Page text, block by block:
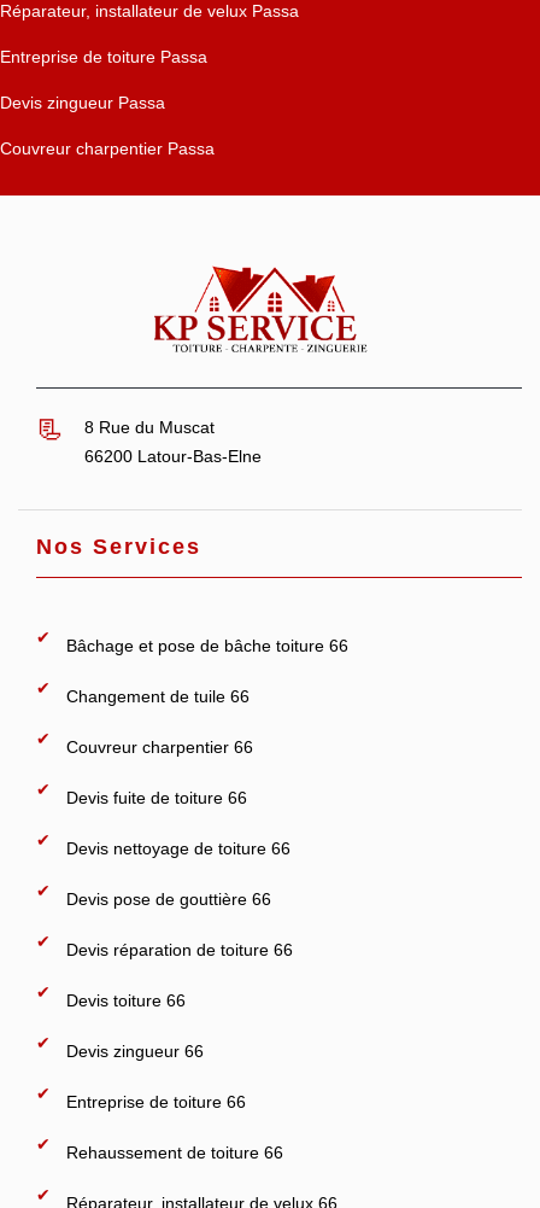
Réparateur, installateur de velux Passa
Entreprise de toiture Passa
Devis zingueur Passa
Couvreur charpentier Passa
8 Rue du Muscat
66200 Latour-Bas-Elne
Nos Services
Bâchage et pose de bâche toiture 66
Changement de tuile 66
Couvreur charpentier 66
Devis fuite de toiture 66
Devis nettoyage de toiture 66
Devis pose de gouttière 66
Devis réparation de toiture 66
Devis toiture 66
Devis zingueur 66
Entreprise de toiture 66
Rehaussement de toiture 66
Réparateur, installateur de velux 66